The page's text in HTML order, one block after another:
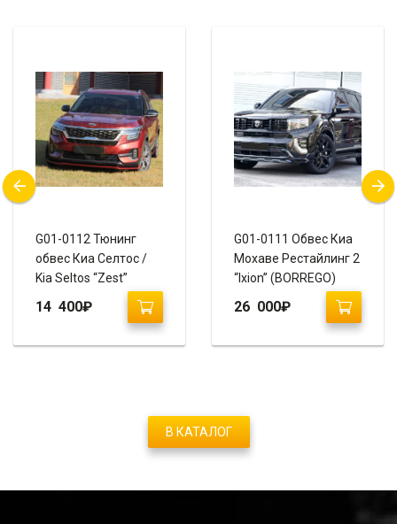
G01-0112 Тюнинг
обвес Киа Селтос /
Kia Seltos “Zest”
14 400₽
G01-0111 Обвес Киа
Мохаве Рестайлинг 2
“Ixion” (BORREGO)
26 000₽
В КАТАЛОГ